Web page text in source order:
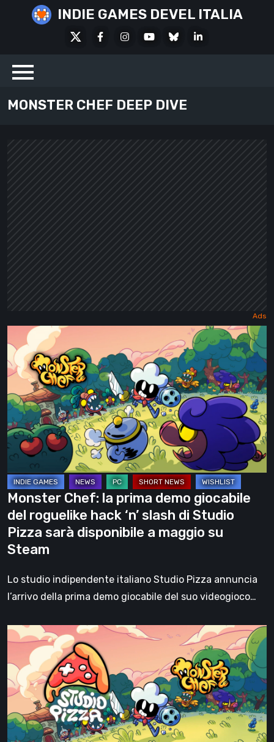
INDIE GAMES DEVEL ITALIA
FacebookInstagramYoutubeBlueskyLinkedIn
MONSTER CHEF DEEP DIVE
Monster
Chef:
la
prima
demo
giocabile
del
roguelike
hack
‘n’
slash
di
Studio
Pizza
sarà
disponibile
maggio
su
Steam
Monster Chef: la prima demo giocabile
del roguelike hack ‘n’ slash di Studio
Pizza sarà disponibile a maggio su
Steam
Lo studio indipendente italiano Studio Pizza annuncia
l’arrivo della prima demo giocabile del suo videogioco…
Un
viaggio
nell’estroso
e
succulento
mondo
gastronomico